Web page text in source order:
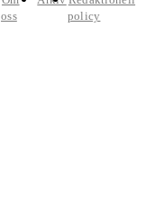
oss
policy